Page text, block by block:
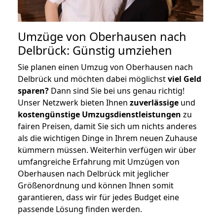
Umzüge von Oberhausen nach
Delbrück: Günstig umziehen
Sie planen einen Umzug von Oberhausen nach
Delbrück und möchten dabei möglichstviel Geld
sparen? Dann sind Sie bei uns genau richtig!
Unser Netzwerk bieten Ihnen zuverlässige und
kostengünstige Umzugsdienstleistungen zu
fairen Preisen, damit Sie sich um nichts anderes
als die wichtigen Dinge in Ihrem neuen Zuhause
kümmern müssen. Weiterhin verfügen wir über
umfangreiche Erfahrung mit Umzügen von
Oberhausen nach Delbrück mit jeglicher
Größenordnung und können Ihnen somit
garantieren, dass wir für jedes Budget eine
passende Lösung finden werden.